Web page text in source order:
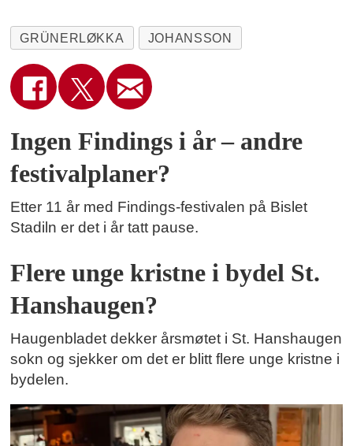
GRÜNERLØKKA JOHANSSON
Ingen Findings i år – andre
festivalplaner?
Etter 11 år med Findings-festivalen på Bislet
Stadiln er det i år tatt pause.
Flere unge kristne i bydel St.
Hanshaugen?
Haugenbladet dekker årsmøtet i St. Hanshaugen
sokn og sjekker om det er blitt flere unge kristne i
bydelen.